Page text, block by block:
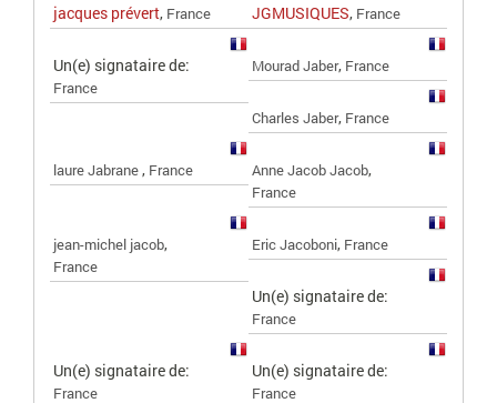
jacques prévert, France JGMUSIQUES, France
Un(e) signataire de:
France
Mourad Jaber, France
Charles Jaber, France
laure Jabrane, France Anne Jacob Jacob,
France
jean-michel jacob,
France
Eric Jacoboni, France
Un(e) signataire de:
France
Un(e) signataire de:
France
Un(e) signataire de:
France